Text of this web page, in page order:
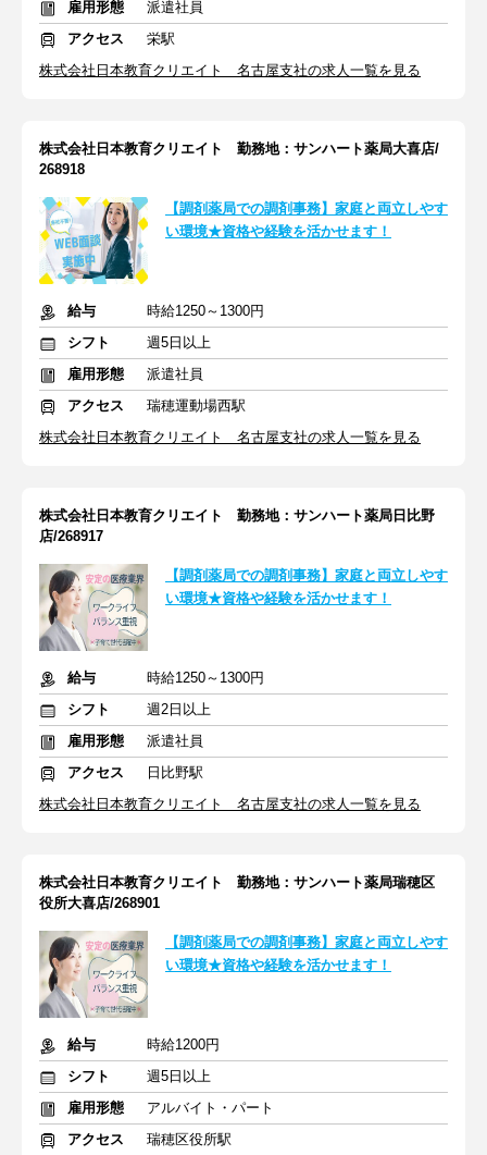
雇用形態
派遣社員
アクセス
栄駅
株式会社日本教育クリエイト 名古屋支社の求人一覧を見る
株式会社日本教育クリエイト 勤務地：サンハート薬局大喜店/
268918
【調剤薬局での調剤事務】家庭と両立しやす
い環境★資格や経験を活かせます！
給与
時給1250～1300円
シフト
週5日以上
雇用形態
派遣社員
アクセス
瑞穂運動場西駅
株式会社日本教育クリエイト 名古屋支社の求人一覧を見る
株式会社日本教育クリエイト 勤務地：サンハート薬局日比野
店/268917
【調剤薬局での調剤事務】家庭と両立しやす
い環境★資格や経験を活かせます！
給与
時給1250～1300円
シフト
週2日以上
雇用形態
派遣社員
アクセス
日比野駅
株式会社日本教育クリエイト 名古屋支社の求人一覧を見る
株式会社日本教育クリエイト 勤務地：サンハート薬局瑞穂区
役所大喜店/268901
【調剤薬局での調剤事務】家庭と両立しやす
い環境★資格や経験を活かせます！
給与
時給1200円
シフト
週5日以上
雇用形態
アルバイト・パート
アクセス
瑞穂区役所駅